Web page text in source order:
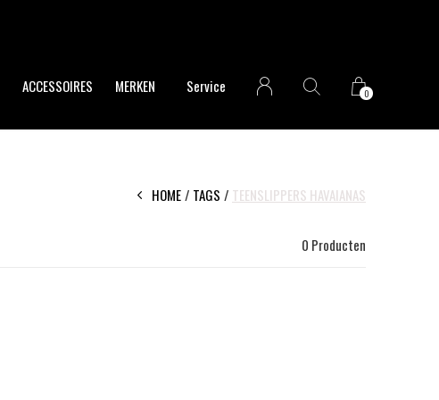
ACCESSOIRES MERKEN Service 0
HOME TAGS TEENSLIPPERS HAVAIANAS
0 Producten